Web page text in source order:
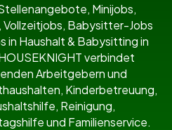
Minijobs,
Vollzeitjobs, Babysitter-Jobs
in Haushalt & Babysitting in
verbindet
Arbeitgebern und
Kinderbetreuung,
Reinigung,
und Familienservice.